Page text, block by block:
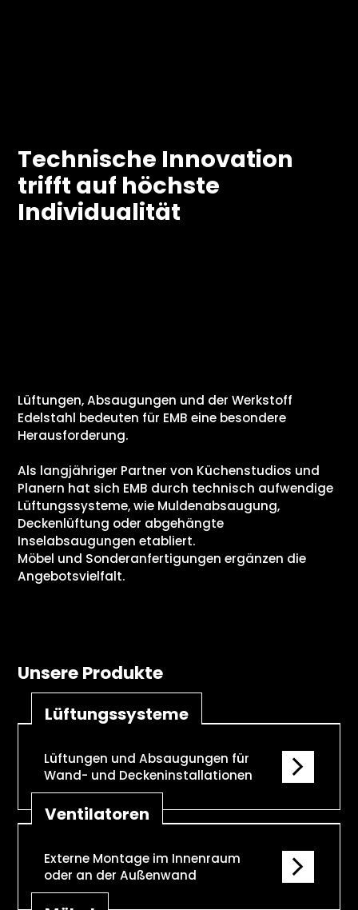
Technische Innovation
trifft auf höchste
Individualität
Lüftungen, Absaugungen und der Werkstoff
Edelstahl bedeuten für EMB eine besondere
Herausforderung.
Als langjähriger Partner von Küchenstudios und
Planern hat sich EMB durch technisch aufwendige
Lüftungssysteme, wie Muldenabsaugung,
Deckenlüftung oder abgehängte
Inselabsaugungen etabliert.
Möbel und Sonderanfertigungen ergänzen die
Angebotsvielfalt.
Unsere Produkte
Lüftungssysteme
Lüftungen und Absaugungen für
Wand- und Deckeninstallationen
Ventilatoren
Externe Montage im Innenraum
oder an der Außenwand